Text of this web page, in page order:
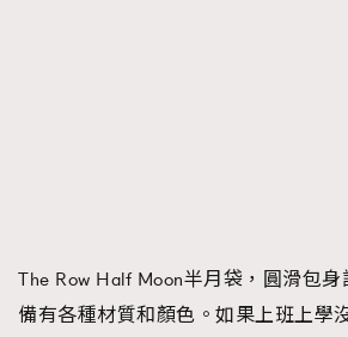
The Row Half Moon半月袋，圓滑包身
備有各種材質和顏色。如果上班上學